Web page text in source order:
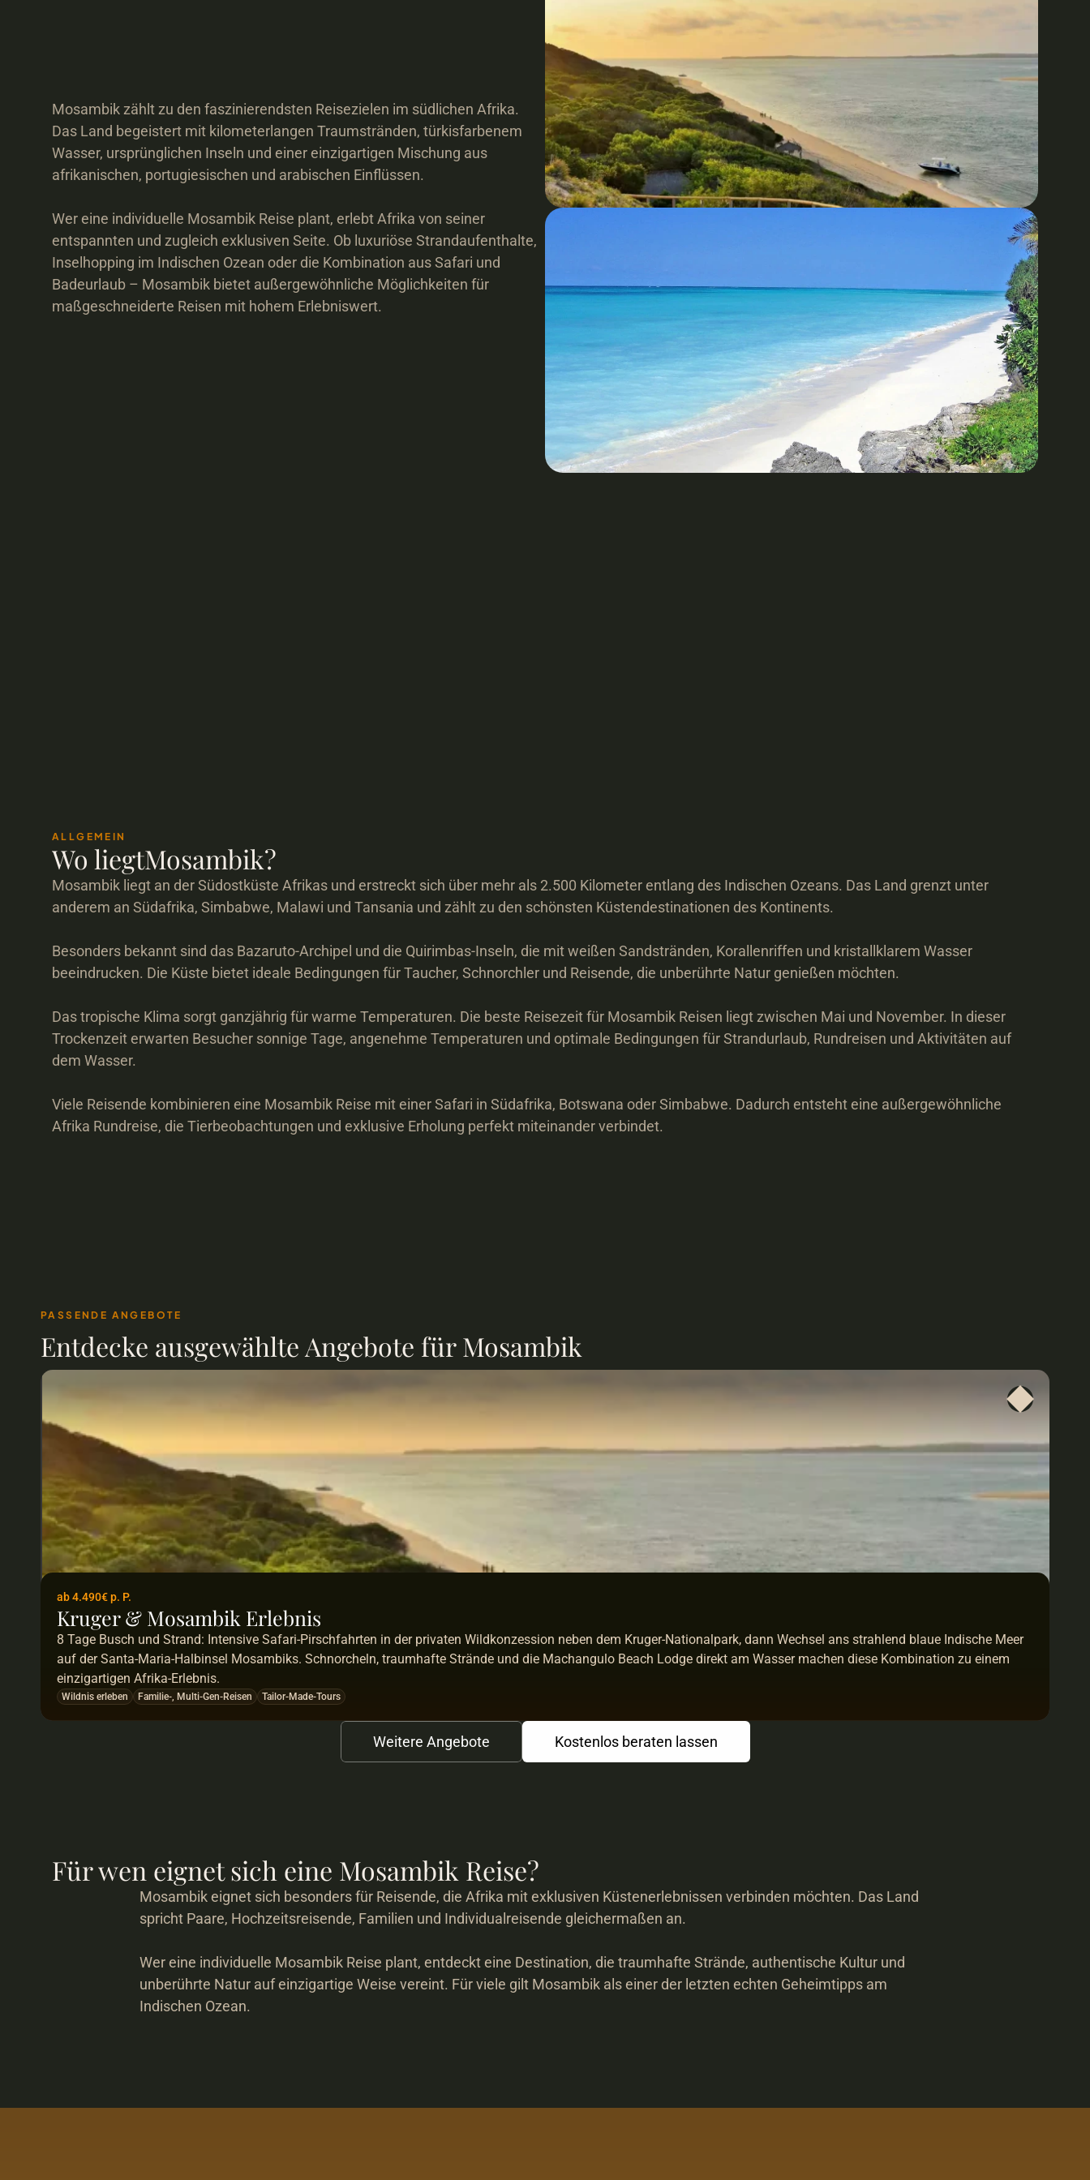
Mosambik zählt zu den faszinierendsten Reisezielen im südlichen Afrika.
Das Land begeistert mit kilometerlangen Traumstränden, türkisfarbenem
Wasser, ursprünglichen Inseln und einer einzigartigen Mischung aus
afrikanischen, portugiesischen und arabischen Einflüssen.
Wer eine individuelle Mosambik Reise plant, erlebt Afrika von seiner
entspannten und zugleich exklusiven Seite. Ob luxuriöse Strandaufenthalte,
Inselhopping im Indischen Ozean oder die Kombination aus Safari und
Badeurlaub – Mosambik bietet außergewöhnliche Möglichkeiten für
maßgeschneiderte Reisen mit hohem Erlebniswert.
ALLGEMEIN
Wo liegtMosambik?
Mosambik liegt an der Südostküste Afrikas und erstreckt sich über mehr als 2.500 Kilometer entlang des Indischen Ozeans. Das Land grenzt unter
anderem an Südafrika, Simbabwe, Malawi und Tansania und zählt zu den schönsten Küstendestinationen des Kontinents.
Besonders bekannt sind das Bazaruto-Archipel und die Quirimbas-Inseln, die mit weißen Sandstränden, Korallenriffen und kristallklarem Wasser
beeindrucken. Die Küste bietet ideale Bedingungen für Taucher, Schnorchler und Reisende, die unberührte Natur genießen möchten.
Das tropische Klima sorgt ganzjährig für warme Temperaturen. Die beste Reisezeit für Mosambik Reisen liegt zwischen Mai und November. In dieser
Trockenzeit erwarten Besucher sonnige Tage, angenehme Temperaturen und optimale Bedingungen für Strandurlaub, Rundreisen und Aktivitäten auf
dem Wasser.
Viele Reisende kombinieren eine Mosambik Reise mit einer Safari in Südafrika, Botswana oder Simbabwe. Dadurch entsteht eine außergewöhnliche
Afrika Rundreise, die Tierbeobachtungen und exklusive Erholung perfekt miteinander verbindet.
PASSENDE ANGEBOTE
Entdecke ausgewählte Angebote für Mosambik
ab 4.490€ p. P.
Kruger & Mosambik Erlebnis
8 Tage Busch und Strand: Intensive Safari-Pirschfahrten in der privaten Wildkonzession neben dem Kruger-Nationalpark, dann Wechsel ans strahlend blaue Indische Meer
auf der Santa-Maria-Halbinsel Mosambiks. Schnorcheln, traumhafte Strände und die Machangulo Beach Lodge direkt am Wasser machen diese Kombination zu einem
einzigartigen Afrika-Erlebnis.
Wildnis erleben Familie-, Multi-Gen-Reisen Tailor-Made-Tours
Weitere Angebote Kostenlos beraten lassen
Für wen eignet sich eine Mosambik Reise?
Mosambik eignet sich besonders für Reisende, die Afrika mit exklusiven Küstenerlebnissen verbinden möchten. Das Land
spricht Paare, Hochzeitsreisende, Familien und Individualreisende gleichermaßen an.
Wer eine individuelle Mosambik Reise plant, entdeckt eine Destination, die traumhafte Strände, authentische Kultur und
unberührte Natur auf einzigartige Weise vereint. Für viele gilt Mosambik als einer der letzten echten Geheimtipps am
Indischen Ozean.